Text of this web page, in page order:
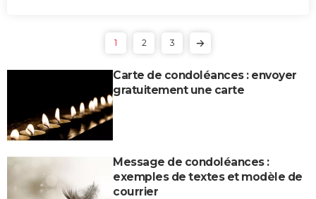
1 2 3
Carte de condoléances : envoyer
gratuitement une carte
Message de condoléances :
exemples de textes et modèle de
courrier